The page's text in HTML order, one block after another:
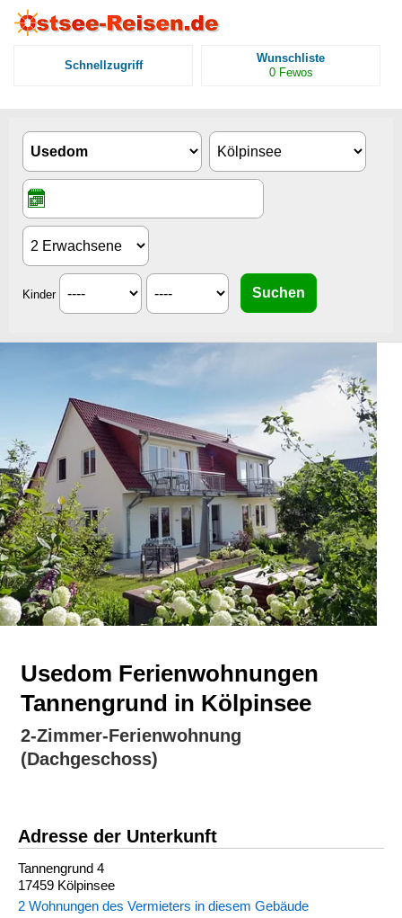
Schnellzugriff
Wunschliste
0 Fewos
Kinder
Usedom Ferienwohnungen
Tannengrund in Kölpinsee
2-Zimmer-Ferienwohnung
(Dachgeschoss)
Adresse der Unterkunft
Tannengrund 4
17459 Kölpinsee
2 Wohnungen des Vermieters in diesem Gebäude